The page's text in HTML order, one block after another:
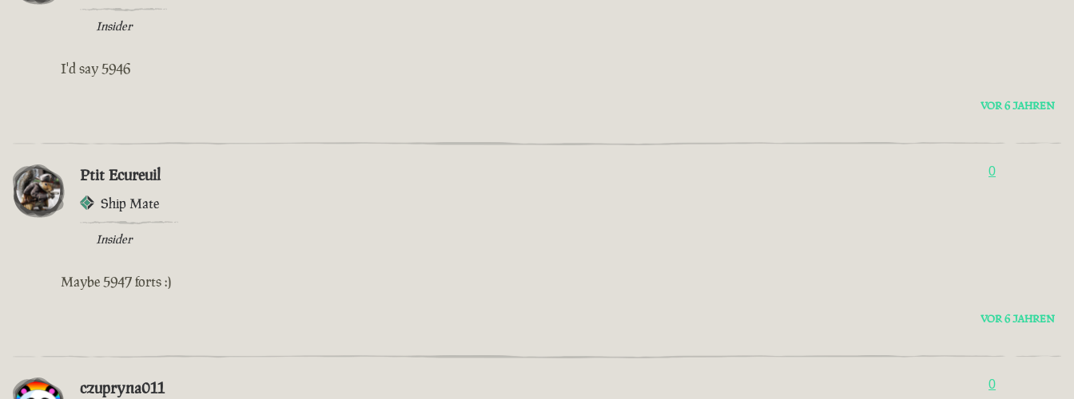
Insider
I'd say 5946
VOR 6 JAHREN
Ptit Ecureuil
Ship Mate
Insider
0
Maybe 5947 forts :)
VOR 6 JAHREN
czupryna011 0